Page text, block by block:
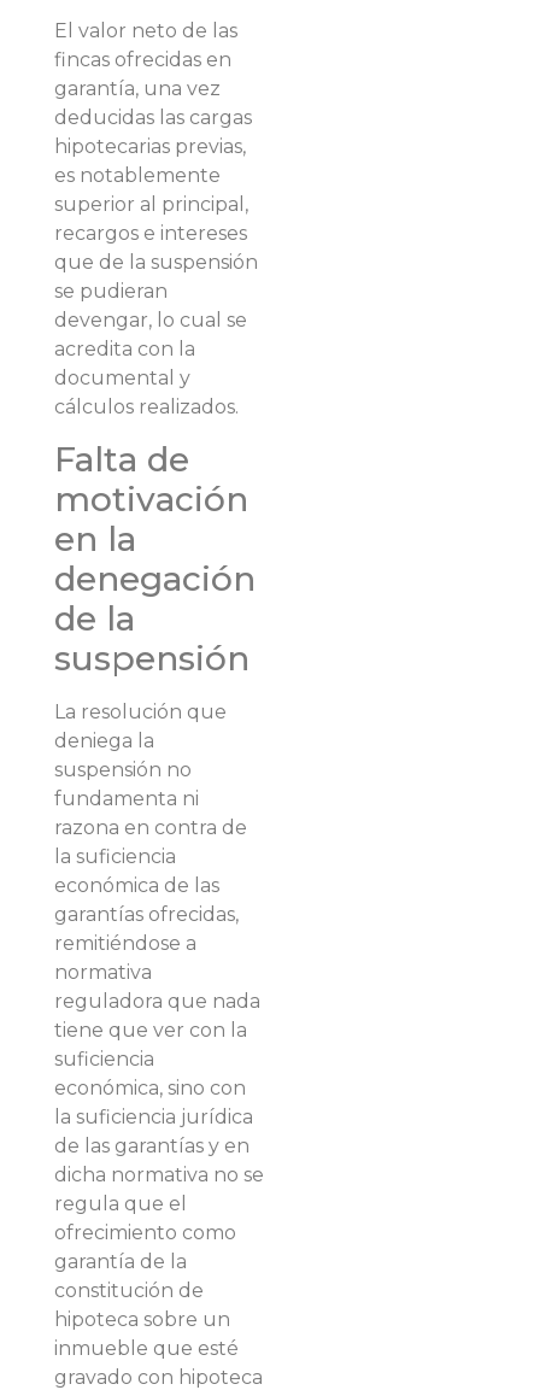
El valor neto de las
fincas ofrecidas en
garantía, una vez
deducidas las cargas
hipotecarias previas,
es notablemente
superior al principal,
recargos e intereses
que de la suspensión
se pudieran
devengar, lo cual se
acredita con la
documental y
cálculos realizados.
Falta de
motivación
en la
denegación
de la
suspensión
La resolución que
deniega la
suspensión no
fundamenta ni
razona en contra de
la suficiencia
económica de las
garantías ofrecidas,
remitiéndose a
normativa
reguladora que nada
tiene que ver con la
suficiencia
económica, sino con
la suficiencia jurídica
de las garantías y en
dicha normativa no se
regula que el
ofrecimiento como
garantía de la
constitución de
hipoteca sobre un
inmueble que esté
gravado con hipoteca